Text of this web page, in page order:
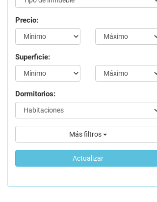
Precio:
Superficie:
Dormitorios:
Más filtros
Actualizar